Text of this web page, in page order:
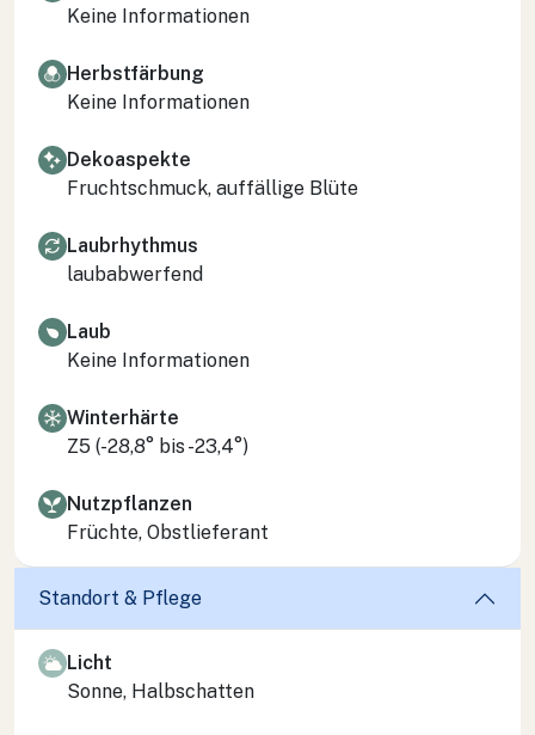
Keine Informationen
Herbstfärbung
Keine Informationen
Dekoaspekte
Fruchtschmuck, auffällige Blüte
Laubrhythmus
laubabwerfend
Laub
Keine Informationen
Winterhärte
Z5 (-28,8° bis -23,4°)
Nutzpflanzen
Früchte, Obstlieferant
Standort & Pflege
Licht
Sonne, Halbschatten